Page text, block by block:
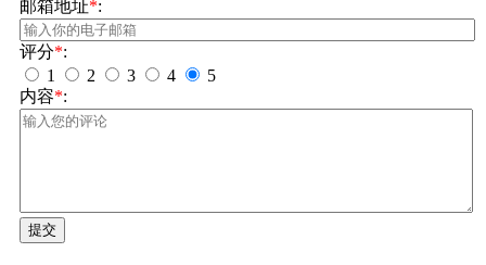
邮箱地址*:
评分*:
1
2 3 4
5
内容*:
提交